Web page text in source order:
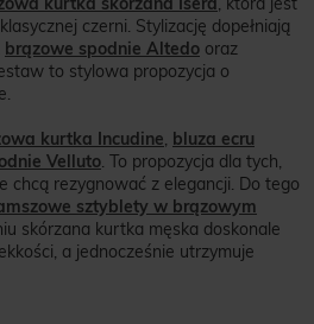
czerni. Stylizację dopełniają
brązowe spodnie Altedo oraz
to stylowa propozycja o
kurtka Incudine, bluza ecru
Velluto. To propozycja dla tych,
chcą rezygnować z elegancji. Do tego
sztyblety w brązowym
skórzana kurtka męska doskonale
a jednocześnie utrzymuje